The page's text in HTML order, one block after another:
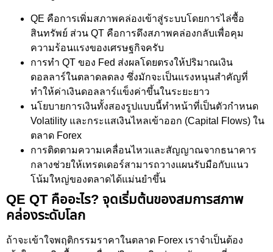
QE คือการเพิ่มสภาพคล่องเข้าสู่ระบบโดยการไล่ซื้อ
สินทรัพย์ ส่วน QT คือการดึงสภาพคล่องกลับเพื่อคุม
ความร้อนแรงของเศรษฐกิจครับ
การทำ QT ของ Fed ส่งผลโดยตรงให้ปริมาณเงิน
ดอลลาร์ในตลาดลดลง ซึ่งมักจะเป็นแรงหนุนสำคัญที่
ทำให้ค่าเงินดอลลาร์แข็งค่าขึ้นในระยะยาว
นโยบายการเงินทั้งสองรูปแบบนี้ทำหน้าที่เป็นตัวกำหนด
Volatility และกระแสเงินไหลเข้าออก (Capital Flows) ใน
ตลาด Forex
การติดตามความเคลื่อนไหวและสัญญาณจากธนาคาร
กลางช่วยให้เทรดเดอร์สามารถวางแผนรับมือกับแนว
โน้มใหญ่ของตลาดได้แม่นยำขึ้น
QE QT คืออะไร? จุดเริ่มต้นของสมการสภาพ
คล่องระดับโลก
ถ้าจะเข้าใจพฤติกรรมราคาในตลาด Forex เราจำเป็นต้อง